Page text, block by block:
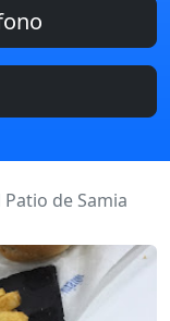
Patio de Samia